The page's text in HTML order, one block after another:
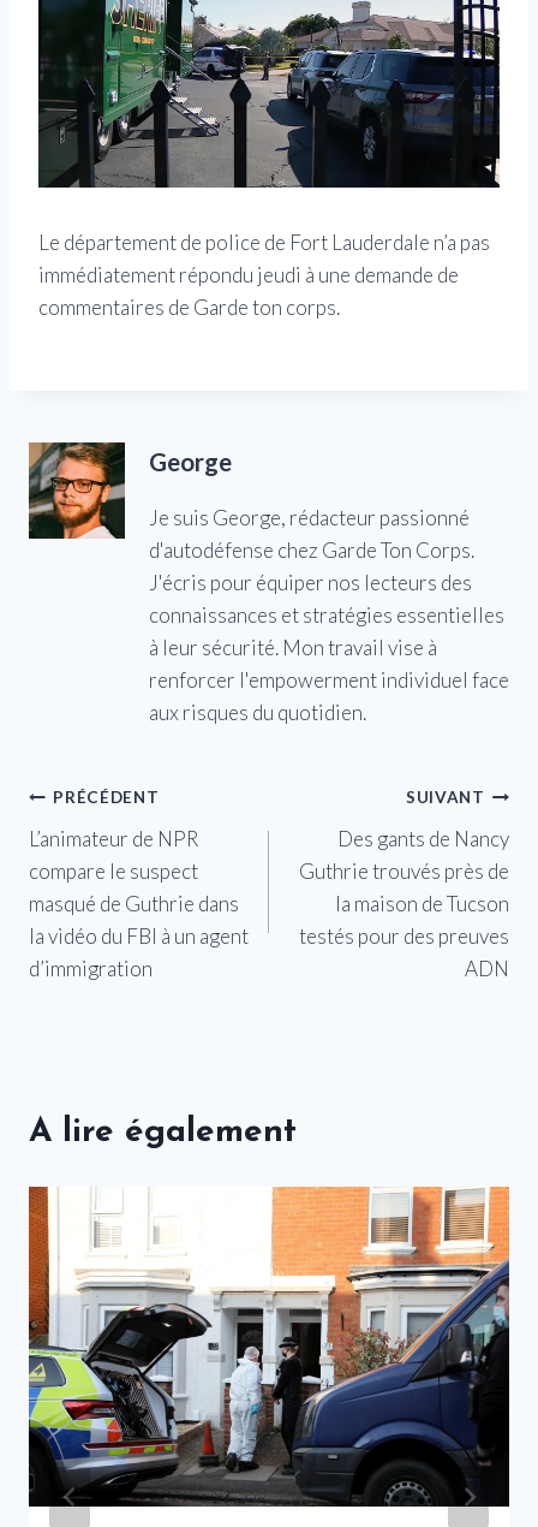
Le département de police de Fort Lauderdale n’a pas
immédiatement répondu jeudi à une demande de
commentaires de Garde ton corps.
George
Je suis George, rédacteur passionné
d'autodéfense chez Garde Ton Corps.
J'écris pour équiper nos lecteurs des
connaissances et stratégies essentielles
à leur sécurité. Mon travail vise à
renforcer l'empowerment individuel face
aux risques du quotidien.
Navigation
de
l’article
PRÉCÉDENT
L’animateur de NPR
compare le suspect
masqué de Guthrie dans
la vidéo du FBI à un agent
d’immigration
SUIVANT
Des gants de Nancy
Guthrie trouvés près de
la maison de Tucson
testés pour des preuves
ADN
A lire également